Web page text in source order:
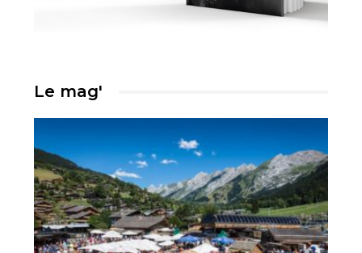
Le mag'